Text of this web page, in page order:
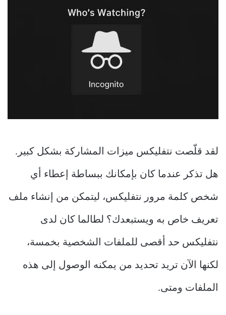
لقد قلّصت نتفليكس ميزات المشاركة بشكل كبير.
هل تذكر عندما كان بإمكانك ببساطة إعطاء أي
شخص كلمة مرور نتفليكس، ليتمكن من إنشاء ملف
تعريف خاص به ويستبعدك؟ لطالما كان لدى
نتفليكس حد أقصى للملفات الشخصية بخمسة،
لكنها الآن تريد تحديد من يمكنه الوصول إلى هذه
الملفات ومتى.